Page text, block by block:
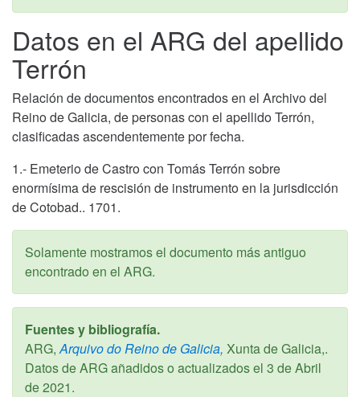
Datos en el ARG del apellido
Terrón
Relación de documentos encontrados en el Archivo del
Reino de Galicia, de personas con el apellido Terrón,
clasificadas ascendentemente por fecha.
1.- Emeterio de Castro con Tomás Terrón sobre
enormísima de rescisión de instrumento en la jurisdicción
de Cotobad.. 1701.
Solamente mostramos el documento más antiguo
encontrado en el ARG.
Fuentes y bibliografía.
ARG, Arquivo do Reino de Galicia, Xunta de Galicia,.
Datos de ARG añadidos o actualizados el 3 de Abril
de 2021.